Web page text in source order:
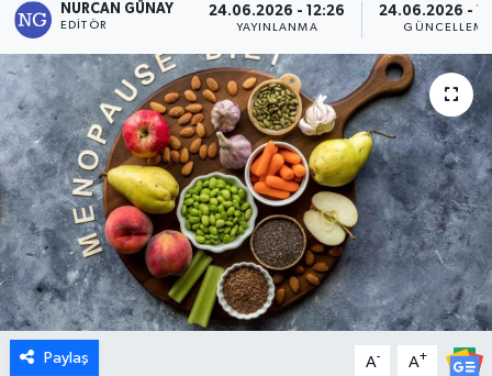
NURCAN GÜNAY
EDITÖR
24.06.2026 - 12:26
YAYINLANMA
24.06.2026 -
GÜNCELLEME
Paylaş A- A+
Eğitim
Ekonomi
Emet
Foto Galeri
Gediz
Genel
Gündem